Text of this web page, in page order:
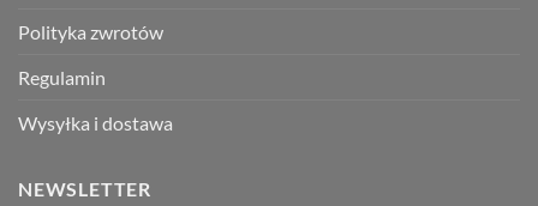
Polityka zwrotów
Regulamin
Wysyłka i dostawa
NEWSLETTER